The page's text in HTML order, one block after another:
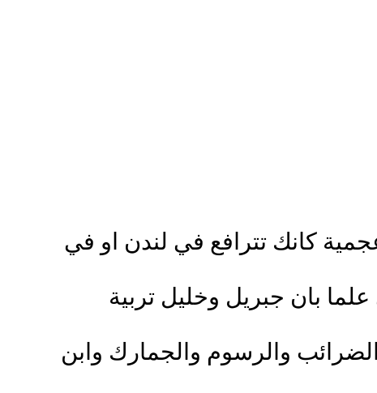
كانك تترافع في لندن او في
بان جبريل وخليل تربية
والرسوم والجمارك وابن